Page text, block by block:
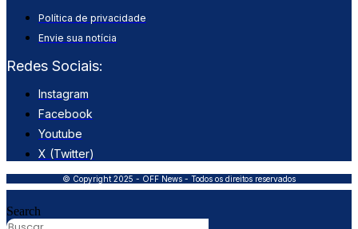
Política de privacidade
Envie sua notícia
Redes Sociais:
Instagram
Facebook
Youtube
X (Twitter)
© Copyright 2025 - OFF News - Todos os direitos reservados
Search